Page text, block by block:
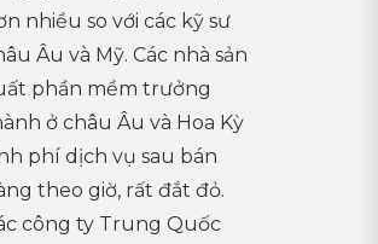
nhiều so với các kỹ sư
Âu và Mỹ. Các nhà sản
phần mềm trưởng
ở châu Âu và Hoa Kỳ
phí dịch vụ sau bán
theo giờ, rất đắt đỏ.
công ty Trung Quốc